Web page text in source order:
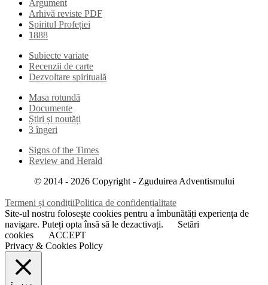
Argument
Arhivă reviste PDF
Spiritul Profeției
1888
Subiecte variate
Recenzii de carte
Dezvoltare spirituală
Masa rotundă
Documente
Știri și noutăți
3 îngeri
Signs of the Times
Review and Herald
© 2014 - 2026Copyright - Zguduirea Adventismului
Termeni și condițiiPolitica de confidențialitate
Site-ul nostru folosește cookies pentru a îmbunătăți experiența de
navigare. Puteți opta însă să le dezactivați.
Setări
cookies
ACCEPT
Privacy & Cookies Policy